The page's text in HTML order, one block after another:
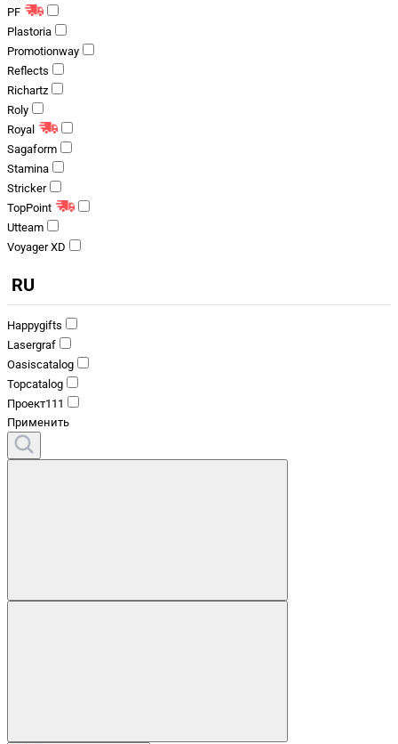
PF
Plastoria
Promotionway
Reflects
Richartz
Roly
Royal
Sagaform
Stamina
Stricker
TopPoint
Utteam
Voyager XD
RU
Happygifts
Lasergraf
Oasiscatalog
Topcatalog
Проект111
Применить